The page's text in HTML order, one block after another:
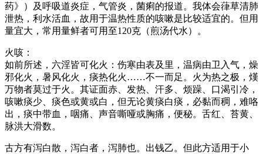
药》）及呼吸道炎症，气管炎，菌痢的报道。我体会葎草清肺
泄热，利水活血，故用于温热性质的咳嗽是比较适宜的。但用
量宜大，常用量鲜者可用至120克（煎汤代水）。
火咳：
如前所述，六淫皆可化火：伤寒由表及里，温病由卫入气，燥
邪化火，暑风化火，痰热化火……不一而足。火为热之极，熯
万物者莫过于火。其证面赤、发热、汗多、烦躁、口渴引冷，
咳嗽痰少、痰色或黄或白，但无论黄痰白痰，必黏而稠，难咯
出，痰中带血，咽痛、声音嘶哑或胸痛，便秘。舌红、苔黄、
脉洪大滑数。
古方有泻白散，泻白者，泻肺也。出钱乙。但此方适用于小